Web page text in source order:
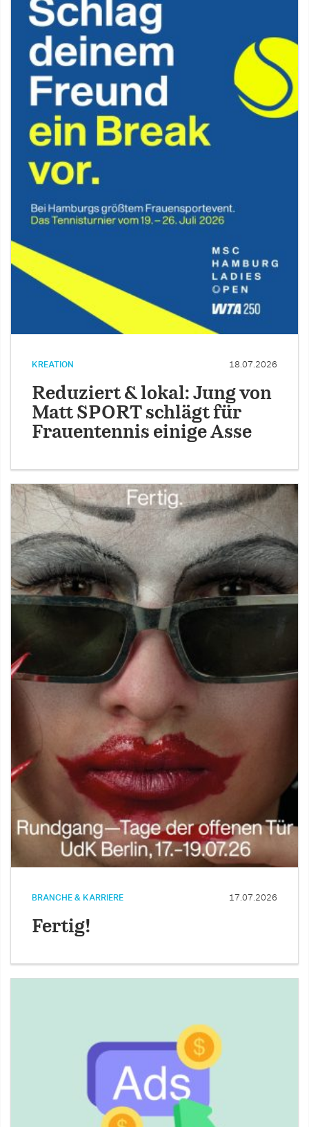
KREATION 18.07.2026
Reduziert & lokal: Jung von
Matt SPORT schlägt für
Frauentennis einige Asse
BRANCHE & KARRIERE 17.07.2026
Fertig!